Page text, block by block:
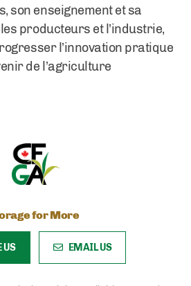
son enseignement et sa
producteurs et l’industrie,
l’innovation pratique
de l’agriculture
for More
US EMAIL US